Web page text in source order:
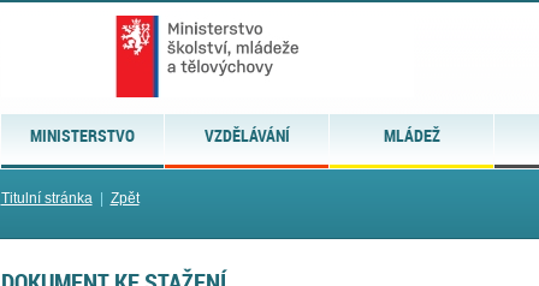
MINISTERSTVO VZDĚLÁVÁNÍ MLÁDEŽ
Titulní stránka| Zpět